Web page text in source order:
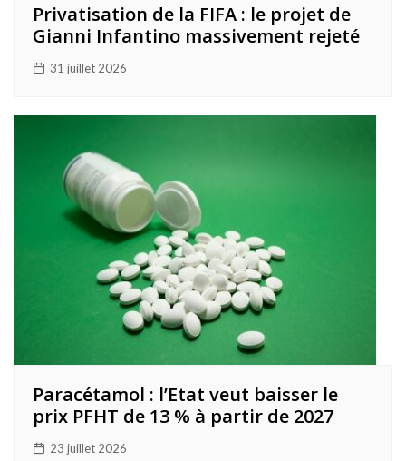
Privatisation de la FIFA : le projet de
Gianni Infantino massivement rejeté
31 juillet 2026
Paracétamol : l’Etat veut baisser le
prix PFHT de 13 % à partir de 2027
23 juillet 2026